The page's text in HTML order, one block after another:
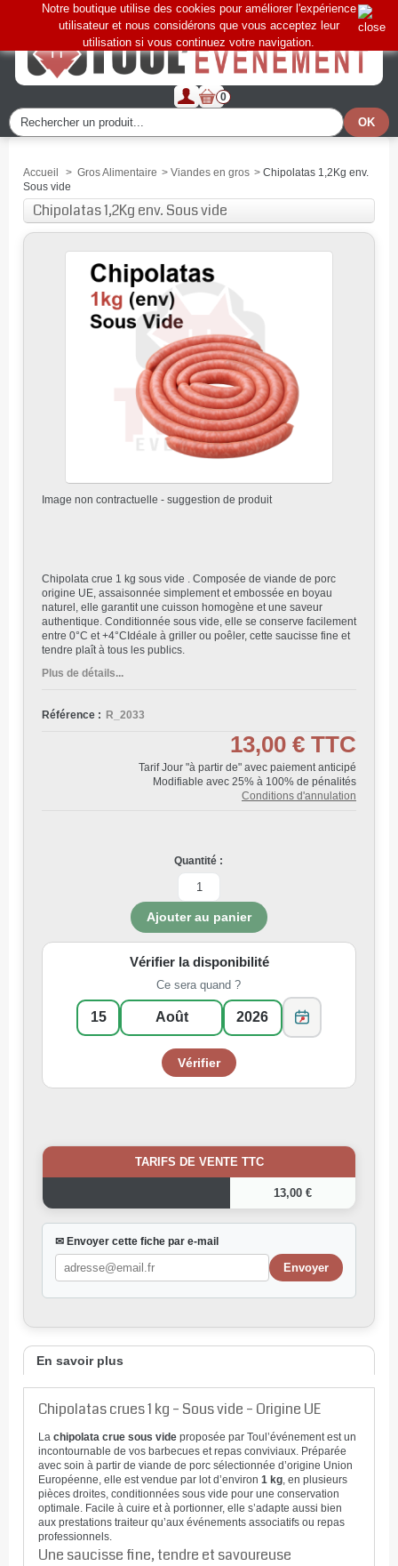
0
Notre boutique utilise des cookies pour améliorer l'expérience
utilisateur et nous considérons que vous acceptez leur
utilisation si vous continuez votre navigation.
Accueil > Gros Alimentaire > Viandes en gros > Chipolatas 1,2Kg env.
Sous vide
Chipolatas 1,2Kg env. Sous vide
Image non contractuelle - suggestion de produit
Chipolata crue 1 kg sous vide . Composée de viande de porc
origine UE, assaisonnée simplement et embossée en boyau
naturel, elle garantit une cuisson homogène et une saveur
authentique. Conditionnée sous vide, elle se conserve facilement
entre 0°C et +4°CIdéale à griller ou poêler, cette saucisse fine et
tendre plaît à tous les publics.
Plus de détails...
Référence : R_2033
13,00 € TTC
Tarif Jour "à partir de" avec paiement anticipé
Modifiable avec 25% à 100% de pénalités
Conditions d'annulation
Quantité :
Vérifier la disponibilité
Ce sera quand ?
TARIFS DE VENTE TTC
13,00 €
✉ Envoyer cette fiche par e-mail
En savoir plus
Chipolatas crues 1 kg – Sous vide – Origine UE
La chipolata crue sous vide proposée par Toul’événement est un
incontournable de vos barbecues et repas conviviaux. Préparée
avec soin à partir de viande de porc sélectionnée d’origine Union
Européenne, elle est vendue par lot d’environ 1 kg, en plusieurs
pièces droites, conditionnées sous vide pour une conservation
optimale. Facile à cuire et à portionner, elle s’adapte aussi bien
aux prestations traiteur qu’aux événements associatifs ou repas
professionnels.
Une saucisse fine, tendre et savoureuse